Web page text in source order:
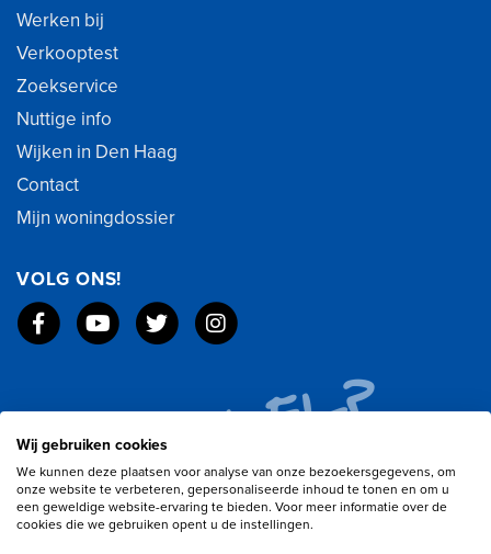
Werken bij
Verkooptest
Zoekservice
Nuttige info
Wijken in Den Haag
Contact
Mijn woningdossier
VOLG ONS!
Wij gebruiken cookies
We kunnen deze plaatsen voor analyse van onze bezoekersgegevens, om
onze website te verbeteren, gepersonaliseerde inhoud te tonen en om u
een geweldige website-ervaring te bieden. Voor meer informatie over de
cookies die we gebruiken opent u de instellingen.